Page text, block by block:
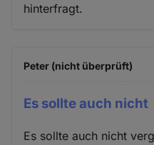
hinterfragt.
Peter (nicht überprüft)
Es sollte auch nicht
Es sollte auch nicht